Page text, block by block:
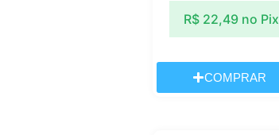
R$22,49 no Pix
COMPRAR